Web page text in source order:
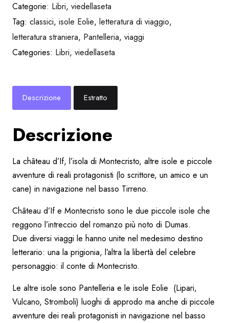
Categorie: Libri, viedellaseta
Tag: classici, isole Eolie, letteratura di viaggio,
letteratura straniera, Pantelleria, viaggi
Categories: Libri, viedellaseta
Descrizione Estratto
Descrizione
La château d’If, l’isola di Montecristo, altre isole e piccole
avventure di reali protagonisti (lo scrittore, un amico e un
cane) in navigazione nel basso Tirreno.
Château d’If e Montecristo sono le due piccole isole che
reggono l’intreccio del romanzo più noto di Dumas.
Due diversi viaggi le hanno unite nel medesimo destino
letterario: una la prigionia, l’altra la libertà del celebre
personaggio: il conte di Montecristo.
Le altre isole sono Pantelleria e le isole Eolie (Lipari,
Vulcano, Stromboli) luoghi di approdo ma anche di piccole
avventure dei reali protagonisti in navigazione nel basso